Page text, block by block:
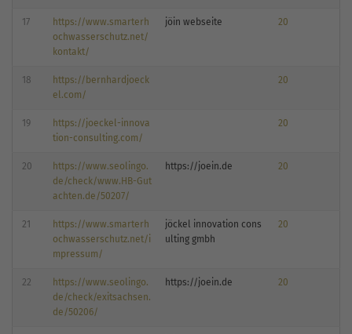
17
https://www.smarterh
ochwasserschutz.net/
kontakt/
jöin webseite 20
18
https://bernhardjoeck
el.com/
20
19
https://joeckel-innova
tion-consulting.com/
20
20
https://www.seolingo.
de/check/www.HB-Gut
achten.de/50207/
https://joein.de 20
21
https://www.smarterh
ochwasserschutz.net/i
mpressum/
jöckel innovation cons
ulting gmbh
20
22
https://www.seolingo.
de/check/exitsachsen.
de/50206/
https://joein.de 20